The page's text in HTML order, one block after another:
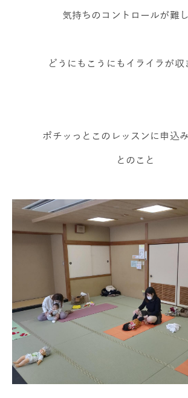
気持ちのコントロールが難
どうにもこうにもイライラが
ポチッっとこのレッスンに申込み
とのこと